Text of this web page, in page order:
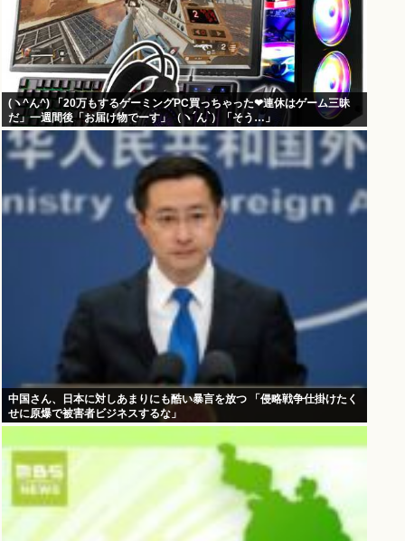
(ヽ^ん^) 「20万もするゲーミングPC買っちゃった❤連休はゲーム三昧
だ」一週間後「お届け物でーす」（ヽ´ん`）「そう…」
中国さん、日本に対しあまりにも酷い暴言を放つ 「侵略戦争仕掛けたく
せに原爆で被害者ビジネスするな」